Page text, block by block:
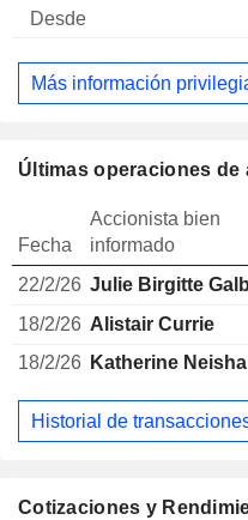
Cotizaciones y
Más información
Últimas operaciones
Fecha
Accionista bien
informado
22/2/26 Julie Birgitte
18/2/26 Alistair Currie
18/2/26 Katherine
Historial de